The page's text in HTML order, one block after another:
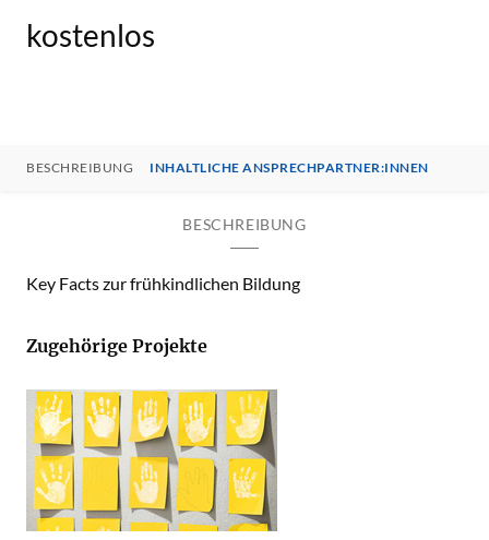
kostenlos
BESCHREIBUNG INHALTLICHE ANSPRECHPARTNER:INNEN
BESCHREIBUNG
Key Facts zur frühkindlichen Bildung
Zugehörige Projekte